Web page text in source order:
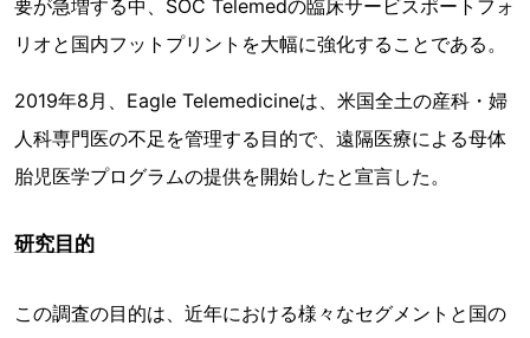
要が急増する中、SOC Telemedの臨床サービスポートフォ
リオと国内フットプリントを大幅に強化することである。
2019年8月、Eagle Telemedicineは、米国全土の産科・婦
人科専門医の不足を管理する目的で、遠隔医療による母体
胎児医学プログラムの提供を開始したと宣言した。
研究目的
この調査の目的は、近年における様々なセグメントと国の